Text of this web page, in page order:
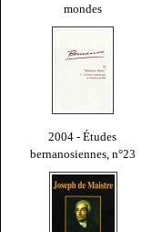
mondes
2004 - Études
bernanosiennes, n°23